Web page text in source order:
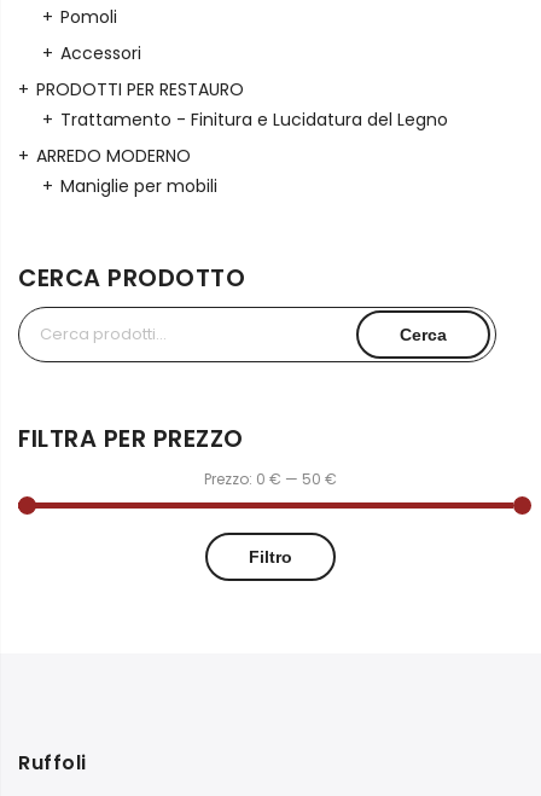
Pomoli
Accessori
PRODOTTI PER RESTAURO
Trattamento - Finitura e Lucidatura del Legno
ARREDO MODERNO
Maniglie per mobili
CERCA PRODOTTO
Cerca:Cerca
FILTRA PER PREZZO
Filtro
Prezzo: 0 € — 50 €
Ruffoli